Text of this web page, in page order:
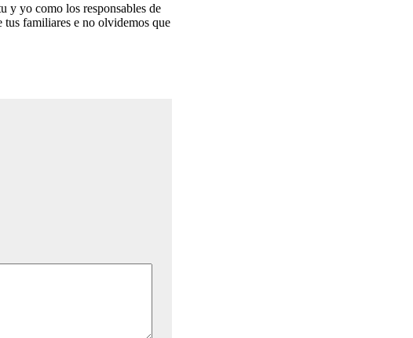
y yo como los responsables de
tus familiares e no olvidemos que